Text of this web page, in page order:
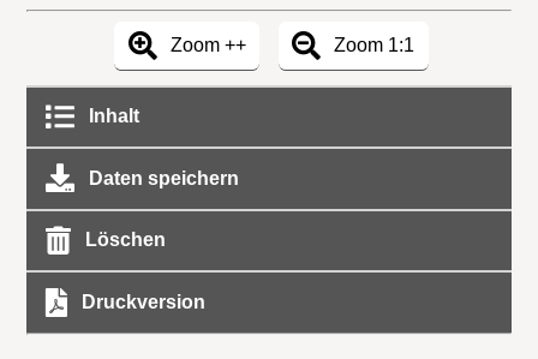
Zoom ++ Zoom 1:1
Inhalt
Daten speichern
Löschen
Druckversion